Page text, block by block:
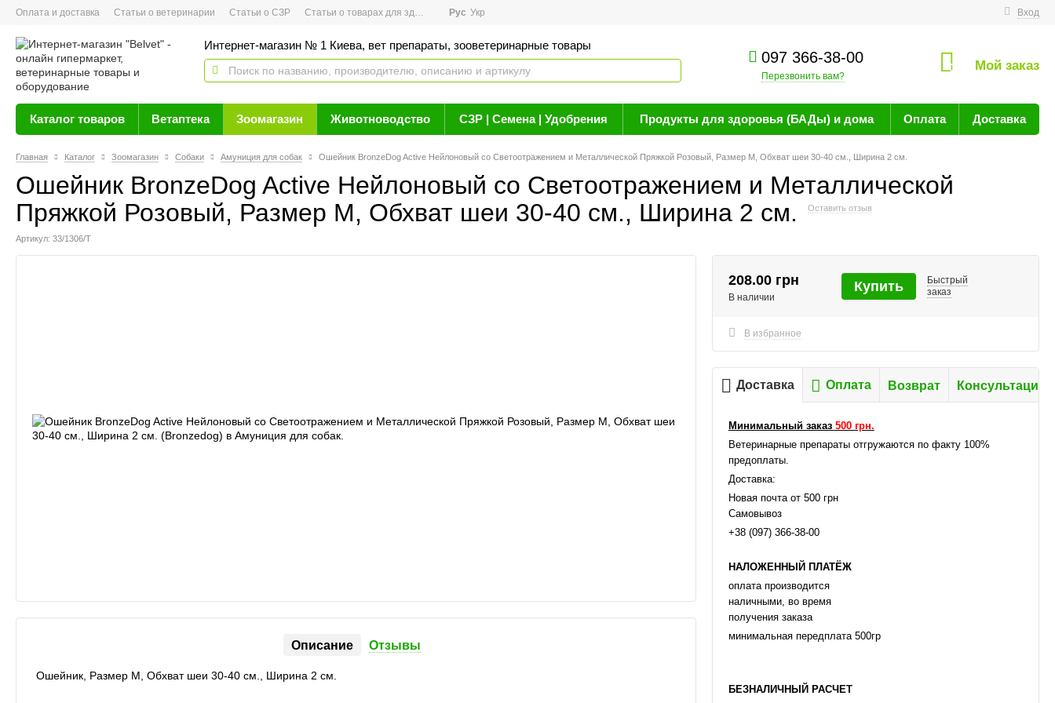
Оплата и доставка Статьи о ветеринарии Статьи о СЗР Статьи о товарах для здоровья Новости Вход
Рус Укр
Интернет-магазин № 1 Киева, вет препараты, зооветеринарные товары
097 366-38-00
Перезвонить вам?
0 Мой заказ
Каталог товаров Ветаптека Зоомагазин Животноводство СЗР | Семена | Удобрения Продукты для здоровья (БАДы) и дома Оплата Доставка
Главная Каталог Зоомагазин Собаки Амуниция для собак Ошейник BronzeDog Active Нейлоновый со Светоотражением и Металлической Пряжкой Розовый, Размер M, Обхват шеи 30-40 см., Ширина 2 см.
Ошейник BronzeDog Active Нейлоновый со Светоотражением и Металлической
Пряжкой Розовый, Размер M, Обхват шеи 30-40 см., Ширина 2 см.
Оставить отзыв
Артикул: 33/1306/Т
Описание Отзывы
Ошейник, Размер M, Обхват шеи 30-40 см., Ширина 2 см.
208.00 грн
В наличии
Купить
Быстрый
заказ
В избранное
Доставка Оплата Возврат Консультация
Минимальный заказ 500 грн.
Ветеринарные препараты отгружаются по факту 100%
предоплаты.
Доставка:
Новая почта от 500 грн
Самовывоз
+38 (097) 366-38-00
НАЛОЖЕННЫЙ ПЛАТЁЖ
оплата производится
наличными, во время
получения заказа
минимальная передплата 500гр
БЕЗНАЛИЧНЫЙ РАСЧЕТ